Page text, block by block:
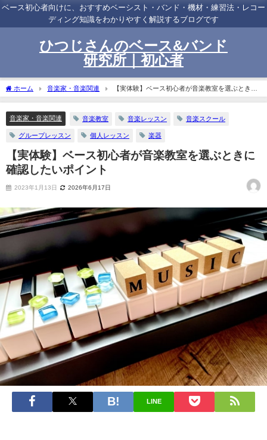
ベース初心者向けに、おすすめベーシスト・バンド・機材・練習法・レコー
ディング知識をわかりやすく解説するブログです
ひつじさんのベース&バンド
研究所｜初心者
ホーム 音楽家・音楽関連
【実体験】ベース初心者が音楽教室を選ぶときに
確認したいポイント
音楽家・音楽関連 音楽教室 音楽レッスン 音楽スクール
グループレッスン 個人レッスン 楽器
【実体験】ベース初心者が音楽教室を選ぶときに
確認したいポイント
2023年1月13日 2026年6月17日
LINE